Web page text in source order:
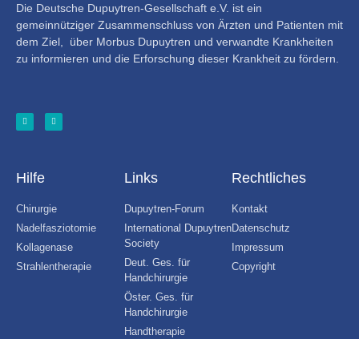
NAC
in Erforschung
eher nicht wirksam
Dupuytren Ledderhose Erfahrungen
Dupuytrensche Kontraktur Neues
Veranstaltungen
Pressemeldungen
DUPUYTREN-GES.
Die Deutsche Dupuytren-Gesellschaft e.V. ist ein
gemeinnütziger Zusammenschluss von Ärzten und Patienten mit
dem Ziel, über Morbus Dupuytren und verwandte Krankheiten
zu informieren und die Erforschung dieser Krankheit zu fördern.
Hilfe
Chirurgie
Nadelfasziotomie
Kollagenase
Strahlentherapie
Links
Dupuytren-Forum
International Dupuytren
Society
Deut. Ges. für
Handchirurgie
Öster. Ges. für
Handchirurgie
Handtherapie
Rechtliches
Kontakt
Datenschutz
Impressum
Copyright